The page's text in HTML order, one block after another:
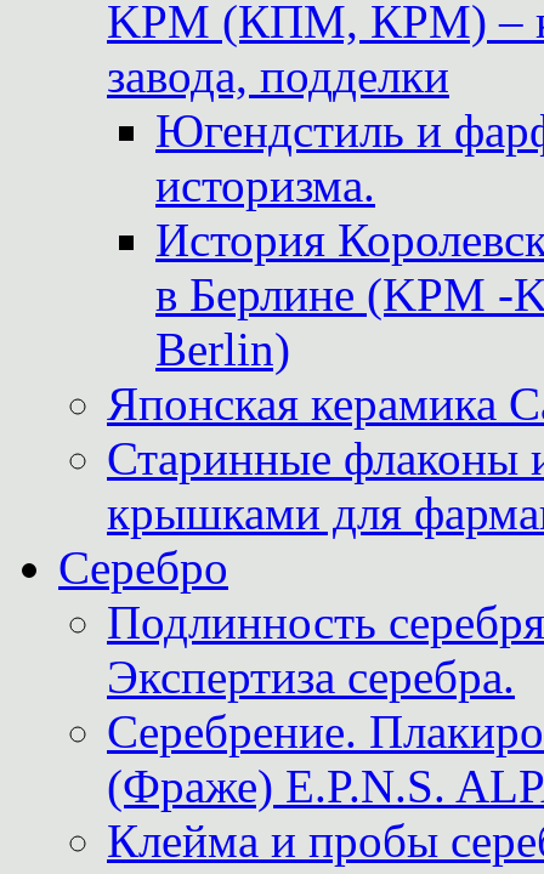
KPM (КПМ, КРМ) –
завода, подделки
Югендстиль и
историзма.
История
в Берлине (KPM -
Berlin)
Японская керамика
Старинные флаконы
крышками для
Серебро
Подлинность
Экспертиза серебра.
Серебрение.
(Фраже) E.P.N.S.
Клейма и пробы